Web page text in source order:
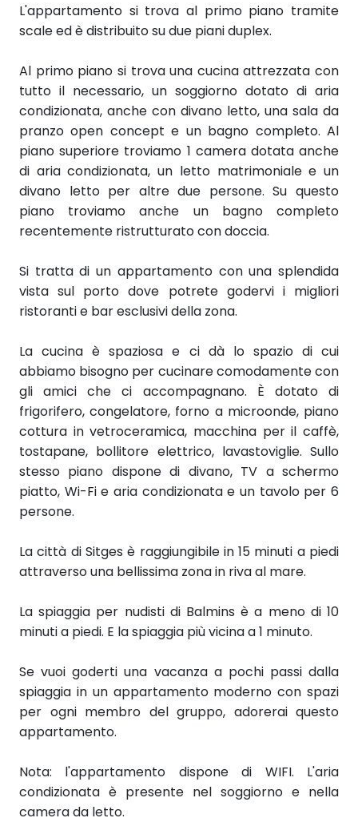
L'appartamento si trova al primo piano tramite
scale ed è distribuito su due piani duplex.
Al primo piano si trova una cucina attrezzata con
tutto il necessario, un soggiorno dotato di aria
condizionata, anche con divano letto, una sala da
pranzo open concept e un bagno completo. Al
piano superiore troviamo 1 camera dotata anche
di aria condizionata, un letto matrimoniale e un
divano letto per altre due persone. Su questo
piano troviamo anche un bagno completo
recentemente ristrutturato con doccia.
Si tratta di un appartamento con una splendida
vista sul porto dove potrete godervi i migliori
ristoranti e bar esclusivi della zona.
La cucina è spaziosa e ci dà lo spazio di cui
abbiamo bisogno per cucinare comodamente con
gli amici che ci accompagnano. È dotato di
frigorifero, congelatore, forno a microonde, piano
cottura in vetroceramica, macchina per il caffè,
tostapane, bollitore elettrico, lavastoviglie. Sullo
stesso piano dispone di divano, TV a schermo
piatto, Wi-Fi e aria condizionata e un tavolo per 6
persone.
La città di Sitges è raggiungibile in 15 minuti a piedi
attraverso una bellissima zona in riva al mare.
La spiaggia per nudisti di Balmins è a meno di 10
minuti a piedi. E la spiaggia più vicina a 1 minuto.
Se vuoi goderti una vacanza a pochi passi dalla
spiaggia in un appartamento moderno con spazi
per ogni membro del gruppo, adorerai questo
appartamento.
Nota: l'appartamento dispone di WIFI. L'aria
condizionata è presente nel soggiorno e nella
camera da letto.